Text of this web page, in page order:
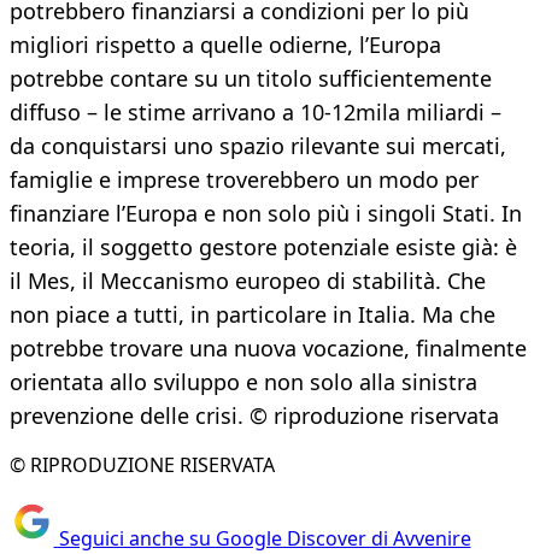
potrebbero finanziarsi a condizioni per lo più
migliori rispetto a quelle odierne, l’Europa
potrebbe contare su un titolo sufficientemente
diffuso – le stime arrivano a 10-12mila miliardi –
da conquistarsi uno spazio rilevante sui mercati,
famiglie e imprese troverebbero un modo per
finanziare l’Europa e non solo più i singoli Stati. In
teoria, il soggetto gestore potenziale esiste già: è
il Mes, il Meccanismo europeo di stabilità. Che
non piace a tutti, in particolare in Italia. Ma che
potrebbe trovare una nuova vocazione, finalmente
orientata allo sviluppo e non solo alla sinistra
prevenzione delle crisi. © riproduzione riservata
© RIPRODUZIONE RISERVATA
Seguici anche su Google Discover di Avvenire